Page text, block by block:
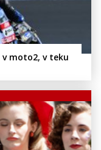
moto2, v teku